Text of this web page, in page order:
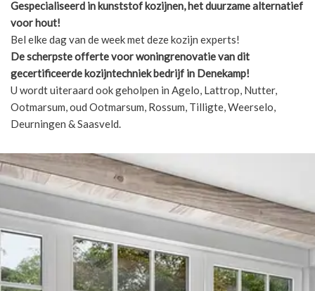
Gespecialiseerd in kunststof kozijnen, het duurzame alternatief
voor hout!
Bel elke dag van de week met deze kozijn experts!
De scherpsteofferte voor woningrenovatie van dit
gecertificeerde kozijntechniek bedrijf in Denekamp!
U wordt uiteraard ook geholpen in Agelo, Lattrop, Nutter,
Ootmarsum, oud Ootmarsum, Rossum, Tilligte, Weerselo,
Deurningen & Saasveld.